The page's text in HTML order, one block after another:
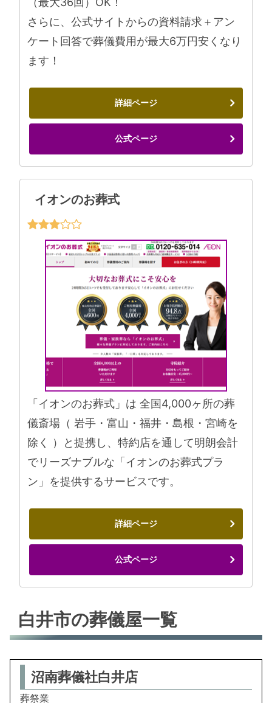
さらに、公式サイトからの資料請求＋アン
ケート回答で葬儀費用が最大6万円安くなり
ます！
詳細ページ
公式ページ
イオンのお葬式
「イオンのお葬式」は 全国4,000ヶ所の葬
儀斎場（ 岩手・富山・福井・島根・宮崎を
除く ）と提携し、特約店を通して明朗会計
でリーズナブルな「イオンのお葬式プラ
ン」を提供するサービスです。
詳細ページ
公式ページ
白井市の葬儀屋一覧
沼南葬儀社白井店
葬祭業